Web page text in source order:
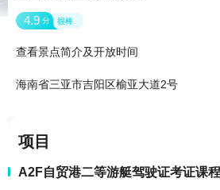
4.9 分 很棒
查看景点简介及开放时间
海南省三亚市吉阳区榆亚大道2号
项目
A2F自贸港二等游艇驾驶证考证课程